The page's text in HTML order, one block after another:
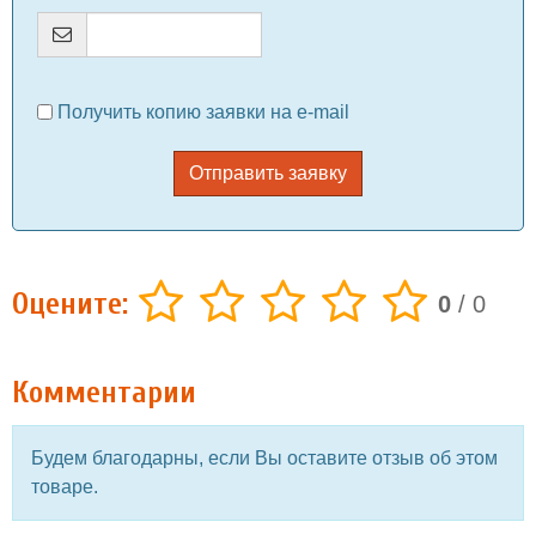
Получить копию заявки на e-mail
Отправить заявку
Оцените: 0 / 0
Комментарии
Будем благодарны, если Вы оставите отзыв об этом
товаре.